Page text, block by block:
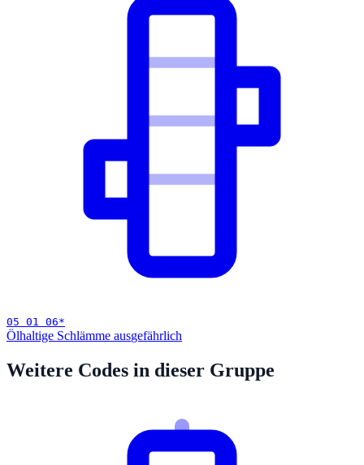
05 01 06*
Ölhaltige Schlämme ausgefährlich
Weitere Codes in dieser Gruppe